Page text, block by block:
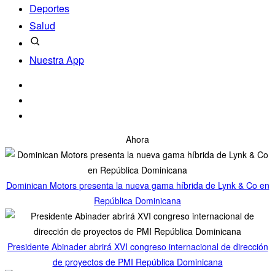
Deportes
Salud
Nuestra App
Ahora
Dominican Motors presenta la nueva gama híbrida de Lynk & Co en
República Dominicana
Presidente Abinader abrirá XVI congreso internacional de dirección
de proyectos de PMI República Dominicana